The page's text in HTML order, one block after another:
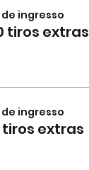
de ingresso
tiros extras
de ingresso
tiros extras